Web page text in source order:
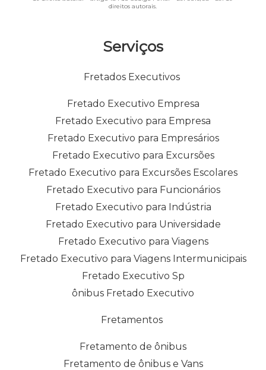
Serviços
Fretados Executivos
Fretado Executivo Empresa
Fretado Executivo para Empresa
Fretado Executivo para Empresários
Fretado Executivo para Excursões
Fretado Executivo para Excursões Escolares
Fretado Executivo para Funcionários
Fretado Executivo para Indústria
Fretado Executivo para Universidade
Fretado Executivo para Viagens
Fretado Executivo para Viagens Intermunicipais
Fretado Executivo Sp
ônibus Fretado Executivo
Fretamentos
Fretamento de ônibus
Fretamento de ônibus e Vans
direitos autorais.